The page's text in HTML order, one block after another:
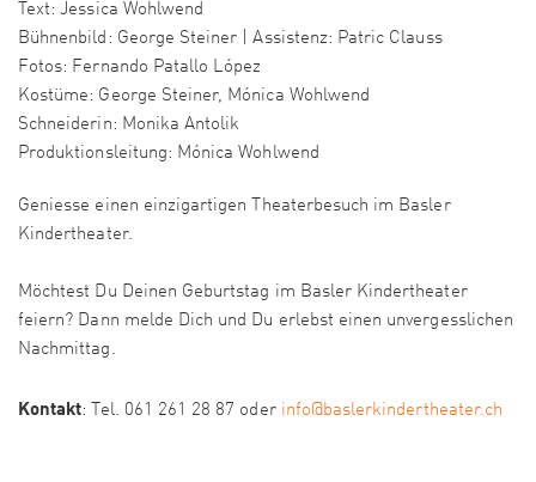
Text: Jessica Wohlwend
Bühnenbild: George Steiner | Assistenz: Patric Clauss
Fotos: Fernando Patallo López
Kostüme: George Steiner, Mónica Wohlwend
Schneiderin: Monika Antolik
Produktionsleitung: Mónica Wohlwend
Geniesse einen einzigartigen Theaterbesuch im Basler
Kindertheater.
Möchtest Du Deinen Geburtstag im Basler Kindertheater
feiern? Dann melde Dich und Du erlebst einen unvergesslichen
Nachmittag.
Kontakt: Tel. 061 261 28 87 oder info@baslerkindertheater.ch